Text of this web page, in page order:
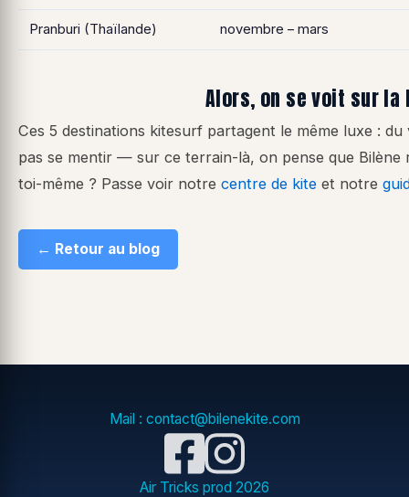
Pranburi (Thaïlande) novembre – mars
Alors, on se voit sur la
Ces 5 destinations kitesurf partagent le même luxe :
pas se mentir — sur ce terrain-là, on pense que Bilène
toi-même ? Passe voir notre centre de kite et notre
← Retour au blog
Mail : contact@bilenekite.com
Air Tricks prod 2026